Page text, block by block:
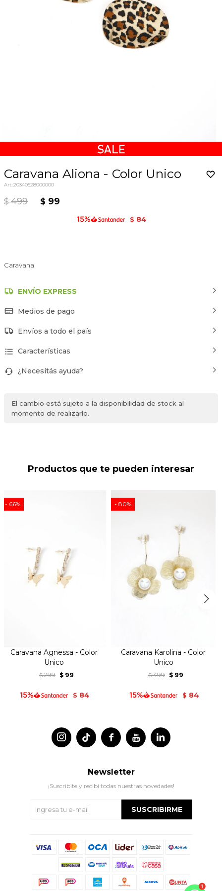
Caravana Aliona - Color Unico
20340528000000
$ 499 $ 99
$ 84
Caravana
ENVÍO EXPRESS
Medios de pago
Envíos a todo el país
Características
¿Necesitás ayuda?
El cambio está sujeto a la disponibilidad de stock al
momento de realizarlo.
Productos que te pueden interesar
66
Caravana Agnessa - Color
Unico
$ 299 $ 99
$ 84
80
Caravana Karolina - Color
Unico
$ 499 $ 99
$ 84
 
 
Newsletter
¡Suscribite y recibí todas nuestras novedades!
SUSCRIBIRME